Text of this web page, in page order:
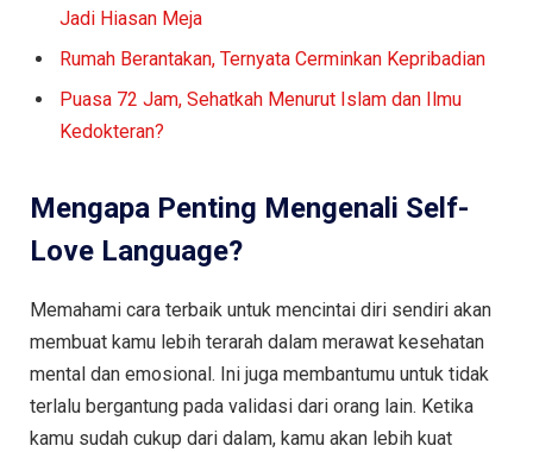
Jadi Hiasan Meja
Rumah Berantakan, Ternyata Cerminkan Kepribadian
Puasa 72 Jam, Sehatkah Menurut Islam dan Ilmu
Kedokteran?
Mengapa Penting Mengenali Self-
Love Language?
Memahami cara terbaik untuk mencintai diri sendiri akan
membuat kamu lebih terarah dalam merawat kesehatan
mental dan emosional. Ini juga membantumu untuk tidak
terlalu bergantung pada validasi dari orang lain. Ketika
kamu sudah cukup dari dalam, kamu akan lebih kuat